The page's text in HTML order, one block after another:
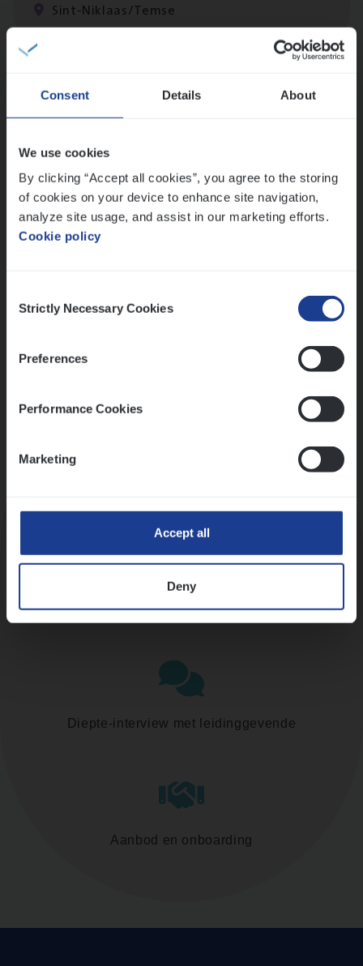
Consent Details About
We use cookies
By clicking “Accept all cookies”, you agree to the storing
of cookies on your device to enhance site navigation,
analyze site usage, and assist in our marketing efforts.
Cookie policy
Selection
Strictly Necessary Cookies
Preferences
Performance Cookies
Marketing
Accept all
Deny
Sint-Niklaas/Temse
Lees onze verhalen
Meer dan collega’s: hoe Julie en Aurélie elkaar
Mathias houdt van diepgaande dossiers én droge
humor
Thalia zoekt graag oplossingen, in games én op het
werk
Ons sollicitatieproces
Assessment
Diepte-interview met leidinggevende
Aanbod en onboarding